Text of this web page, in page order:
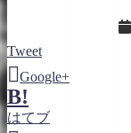
Tweet
Google+
B!
はてブ